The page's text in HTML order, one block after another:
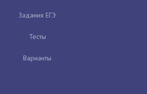
Задания ЕГЭ
Тесты
Варианты